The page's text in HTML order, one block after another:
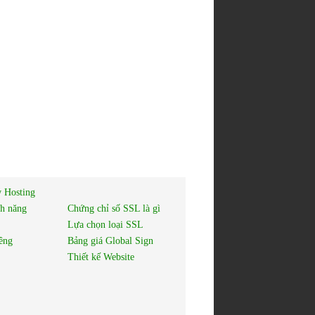
Hosting
năng
Chứng chỉ số SSL là gì
Lựa chọn loại SSL
Bảng giá Global Sign
Thiết kế Website